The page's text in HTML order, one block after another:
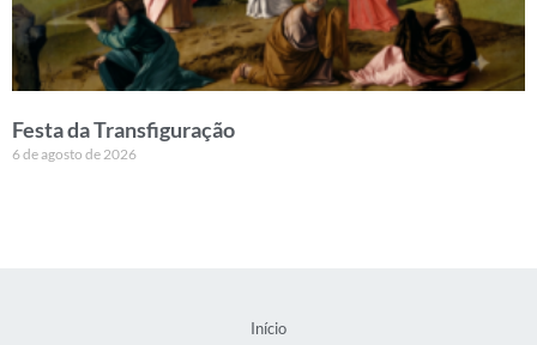
Festa da Transfiguração
6 de agosto de 2026
Início